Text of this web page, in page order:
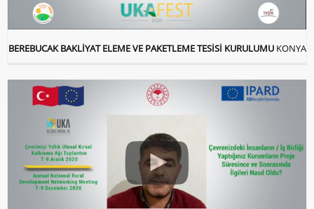
BEREBUCAK BAKLİYAT ELEME VE PAKETLEME TESİSİ KURULUMU KONYA